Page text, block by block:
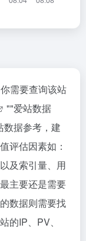
需要查询该站
""爱站数据
数据参考，建
评估因素如：
及索引量、用
主要还是需要
数据则需要找
的IP、PV、